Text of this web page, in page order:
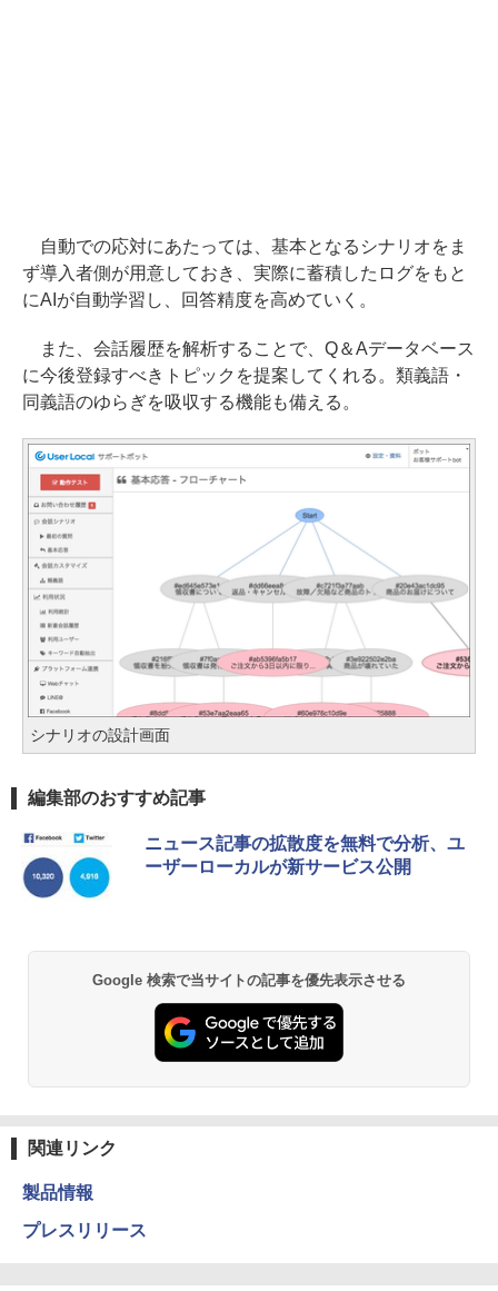
自動での応対にあたっては、基本となるシナリオをま
ず導入者側が用意しておき、実際に蓄積したログをもと
にAIが自動学習し、回答精度を高めていく。
また、会話履歴を解析することで、Q＆Aデータベース
に今後登録すべきトピックを提案してくれる。類義語・
同義語のゆらぎを吸収する機能も備える。
シナリオの設計画面
編集部のおすすめ記事
ニュース記事の拡散度を無料で分析、ユ
ーザーローカルが新サービス公開
Google 検索で当サイトの記事を優先表示させる
関連リンク
製品情報
プレスリリース